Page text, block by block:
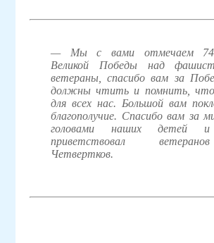
— Мы с вами отмечаем 74-
Великой Победы над
ветераны, спасибо вам за
должны чтить и помнить, что
для всех нас. Большой вам
благополучие. Спасибо вам за
головами наших детей
приветствовал
Четвертков.